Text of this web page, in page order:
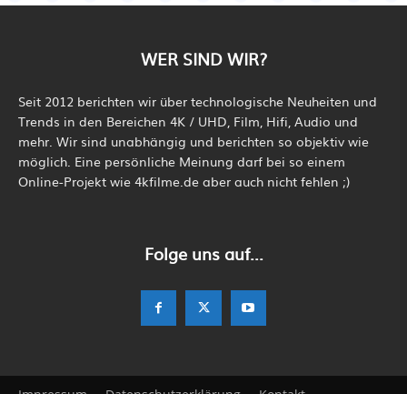
WER SIND WIR?
Seit 2012 berichten wir über technologische Neuheiten und
Trends in den Bereichen 4K / UHD, Film, Hifi, Audio und
mehr. Wir sind unabhängig und berichten so objektiv wie
möglich. Eine persönliche Meinung darf bei so einem
Online-Projekt wie 4kfilme.de aber auch nicht fehlen ;)
Folge uns auf...